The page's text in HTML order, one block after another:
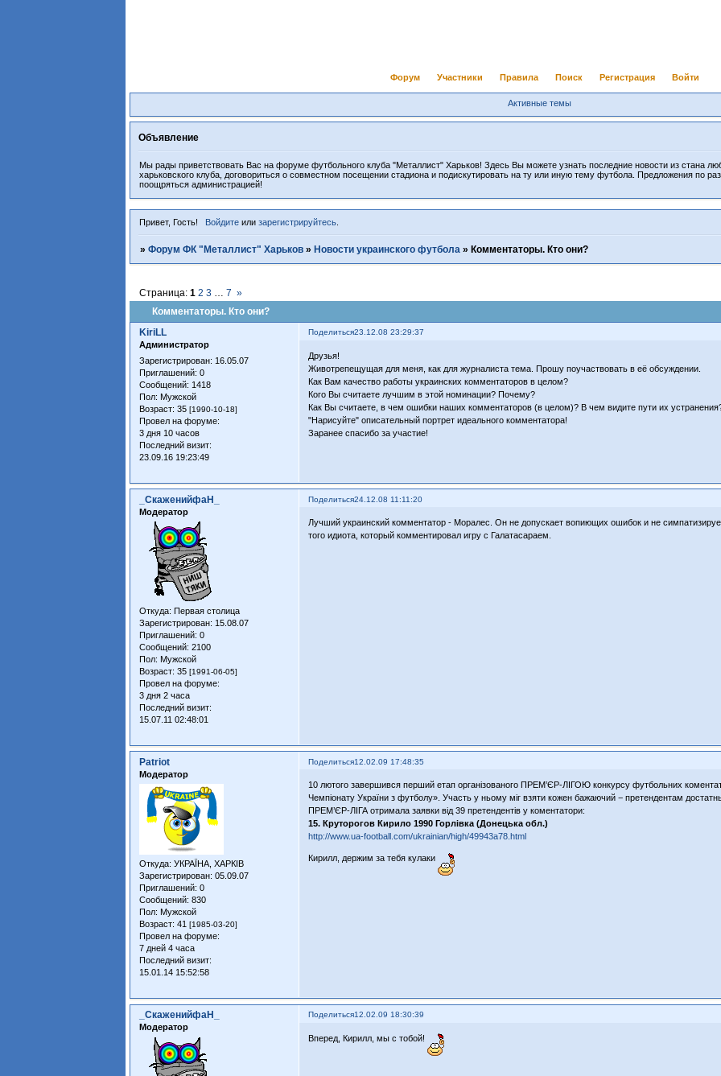
Форум Участники Правила Поиск Регистрация Войти
Активные темы
Объявление
Мы рады приветствовать Вас на форуме футбольного клуба "Металлист" Харьков! Здесь Вы можете узнать последние новости из стана
харьковского клуба, договориться о совместном посещении стадиона и подискутировать на ту или иную тему футбола. Предложения по
поощряться администрацией!
Привет, Гость! Войдитеили зарегистрируйтесь.
»Форум ФК "Металлист" Харьков » Новости украинского футбола » Комментаторы. Кто они?
Комментаторы. Кто они?
Страница:1 2 3 … 7 »
Поделиться23.12.08 23:29:37
KiriLL
Администратор
Зарегистрирован: 16.05.07
Приглашений: 0
Сообщений: 1418
Пол: Мужской
Возраст: 35[1990-10-18]
Провел на форуме:
3 дня 10 часов
Последний визит:
23.09.16 19:23:49
Друзья!
Животрепещущая для меня, как для журналиста тема. Прошу поучаствовать в её обсуждении.
Как Вам качество работы украинских комментаторов в целом?
Кого Вы считаете лучшим в этой номинации? Почему?
Как Вы считаете, в чем ошибки наших комментаторов (в целом)? В чем видите пути их
"Нарисуйте" описательный портрет идеального комментатора!
Заранее спасибо за участие!
Поделиться24.12.08 11:11:20
_СкаженийфаН_
Модератор
Откуда: Первая столица
Зарегистрирован: 15.08.07
Приглашений: 0
Сообщений: 2100
Пол: Мужской
Возраст: 35[1991-06-05]
Провел на форуме:
3 дня 2 часа
Последний визит:
15.07.11 02:48:01
Лучший украинский комментатор - Моралес. Он не допускает вопиющих ошибок и не
того идиота, который комментировал игру с Галатасараем.
Поделиться12.02.09 17:48:35
Patriot
Модератор
Откуда: УКРАЇНА, ХАРКІВ
Зарегистрирован: 05.09.07
Приглашений: 0
Сообщений: 830
Пол: Мужской
Возраст: 41[1985-03-20]
Провел на форуме:
7 дней 4 часа
Последний визит:
15.01.14 15:52:58
10 лютого завершився перший етап організованого ПРЕМ’ЄР-ЛІГОЮ конкурсу футбольних
Чемпіонату України з футболу». Участь у ньому міг взяти кожен бажаючий − претендентам
ПРЕМ’ЄР-ЛІГА отримала заявки від 39 претендентів у коментатори:
15. Круторогов Кирило 1990 Горлівка (Донецька обл.)
http://www.ua-football.com/ukrainian/high/49943a78.html
Кирилл, держим за тебя кулаки
Поделиться12.02.09 18:30:39
_СкаженийфаН_
Модератор
Вперед, Кирилл, мы с тобой!